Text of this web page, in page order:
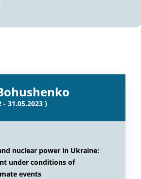
- 31.05.2023 )
nuclear power in Ukraine:
under conditions of
events